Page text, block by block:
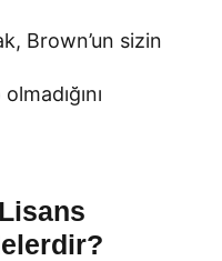
Brown’un sizin